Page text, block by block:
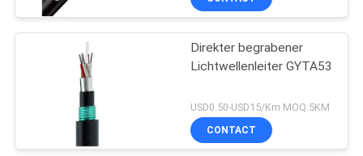
Direkter begrabener
Lichtwellenleiter GYTA53
USD0.50-USD15/Km MOQ:5KM
CONTACT